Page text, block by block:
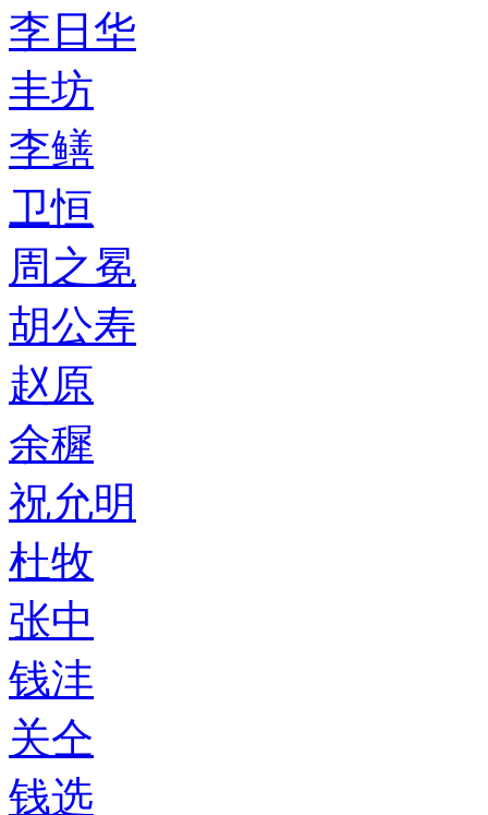
李日华
丰坊
李鳝
卫恒
周之冕
胡公寿
赵原
余穉
祝允明
杜牧
张中
钱沣
关仝
钱选